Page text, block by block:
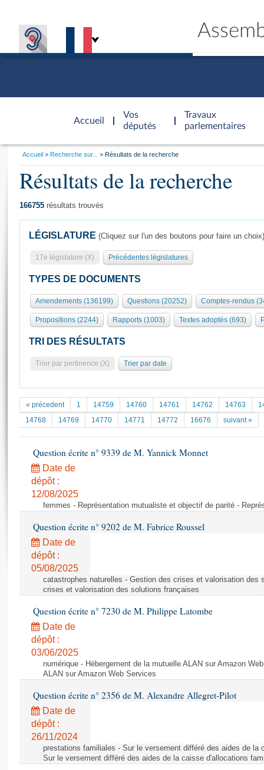
Accueil
d'accueil
Vos
députés
Travaux
parlementaires
Présidence
577 députés
Groupes politiques
Séance publique
Commissions et autres organes
Europe et International
Pétitions
Documents parlementaires
Projets de loi
Propositions de loi
Amendements
Textes adoptés
Rapports d'enquête
Rapports législatifs
Rapports sur l'application des lois
Baromètre de l’application des lois
Dossiers législatifs
Budget et sécurité sociale
Questions écrites et orales
Comptes rendus des débats
Général
Rôle et pouvoirs de l'Assemblée
Organisation de l'Assemblée
Présidence Conférence des Présidents Bureau Collège des
Statistiques et chiffres clés
Documents de référence
( Constitution | Règlement de l'Assemblée ... )
Histoire
Juniors
Anciennes législatures
Liens vers les sites publics
Visiter l'Assemblée
Visite virtuelle du palais Bourbon
Assister à une séance
La Bibliothèque
Les archives
Photos libres de droit
Vous
Accueil Recherche sur... Résultats de la recherche
Résultats de la recherche
166755 résultats trouvés
LÉGISLATURE (Cliquez sur l'un des boutons pour faire un choix)
17e législature (X) Précédentes législatures
TYPES DE DOCUMENTS
Amendements (136199) Questions (20252) Comptes-rendus
Propositions (2244) Rapports (1003) Textes adoptés (693)
TRI DES RÉSULTATS
Trier par pertinence (X) Trier par date
« précedent 1 14759 14760 14761 14762 14763
14768
14769 14770 14771 14772 16676 suivant »
Question écrite n° 9339 de M. Yannick Monnet
Date de
dépôt :
12/08/2025
femmes - Représentation mutualiste et objectif de parité -
Question écrite n° 9202 de M. Fabrice Roussel
Date de
dépôt :
05/08/2025
catastrophes naturelles - Gestion des crises et valorisation des
crises et valorisation des solutions françaises
Question écrite n° 7230 de M. Philippe Latombe
Date de
dépôt :
03/06/2025
numérique - Hébergement de la mutuelle ALAN sur Amazon
ALAN sur Amazon Web Services
Question écrite n° 2356 de M. Alexandre Allegret-Pilot
Date de
dépôt :
26/11/2024
prestations familiales - Sur le versement différé des aides de la
Sur le versement différé des aides de la caisse d'allocations